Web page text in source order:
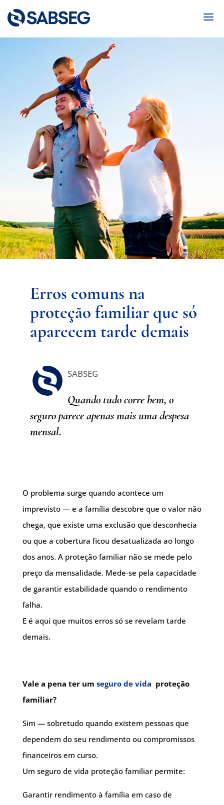
Erros comuns na
proteção familiar que só
aparecem tarde demais
SABSEG
Quando tudo corre bem, o
seguro parece apenas mais uma despesa
mensal.
O problema surge quando acontece um
imprevisto — e a família descobre que o valor não
chega, que existe uma exclusão que desconhecia
ou que a cobertura ficou desatualizada ao longo
dos anos. A proteção familiar não se mede pelo
preço da mensalidade. Mede-se pela capacidade
de garantir estabilidade quando o rendimento
falha.
E é aqui que muitos erros só se revelam tarde
demais.
Vale a pena ter um seguro de vida proteção
familiar?
Sim — sobretudo quando existem pessoas que
dependem do seu rendimento ou compromissos
financeiros em curso.
Um seguro de vida proteção familiar permite:
Garantir rendimento à família em caso de